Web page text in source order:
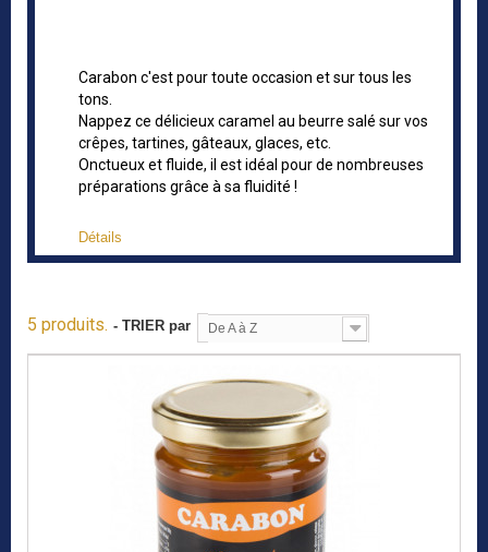
Carabon c'est pour toute occasion et sur tous les
tons.
Nappez ce délicieux caramel au beurre salé sur vos
crêpes, tartines, gâteaux, glaces, etc.
Onctueux et fluide, il est idéal pour de nombreuses
préparations grâce à sa fluidité !
Détails
5 produits. - TRIER par De A à Z